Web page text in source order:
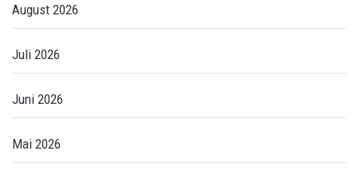
August 2026
Juli 2026
Juni 2026
Mai 2026